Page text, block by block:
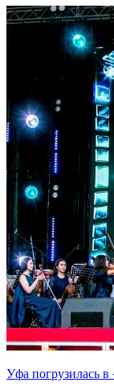
Уфа погрузилась